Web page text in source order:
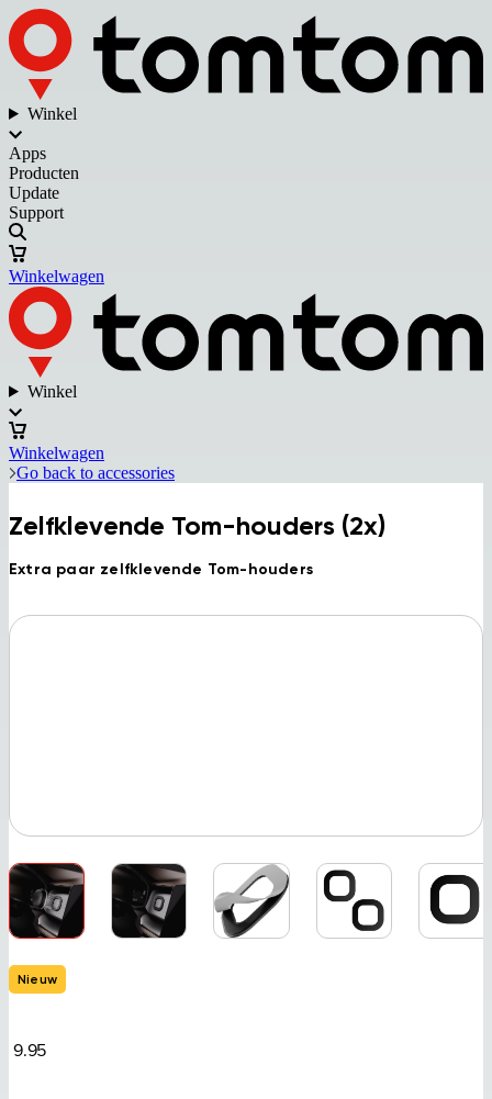
Winkel
Apps
Producten
Update
Support
Winkelwagen
Winkel
Winkelwagen
Go back to accessories
Zelfklevende Tom-houders (2x)
Extra paar zelfklevende Tom-houders
Nieuw
9.95